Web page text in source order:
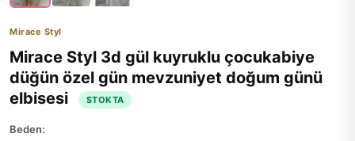
Mirace Styl
Mirace Styl 3d gül kuyruklu çocukabiye
düğün özel gün mevzuniyet doğum günü
elbisesi
STOKTA
Beden: